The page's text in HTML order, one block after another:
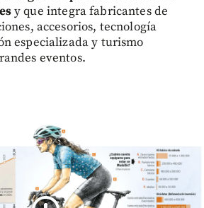
y que integra fabricantes de
accesorios, tecnología
especializada y turismo
eventos.